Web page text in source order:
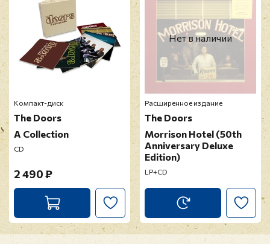
Компакт-диск
The Doors
A Collection
CD
2 490 ₽
Нет в наличии
Расширенное издание
The Doors
Morrison Hotel (50th
Anniversary Deluxe
Edition)
LP+CD